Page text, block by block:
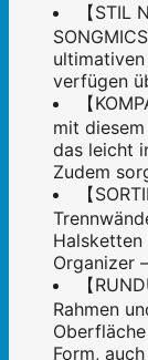
【STIL
verfügen
【
mit
das leicht
Zudem
【
Halsketten
Organizer
【
Rahmen
Form,